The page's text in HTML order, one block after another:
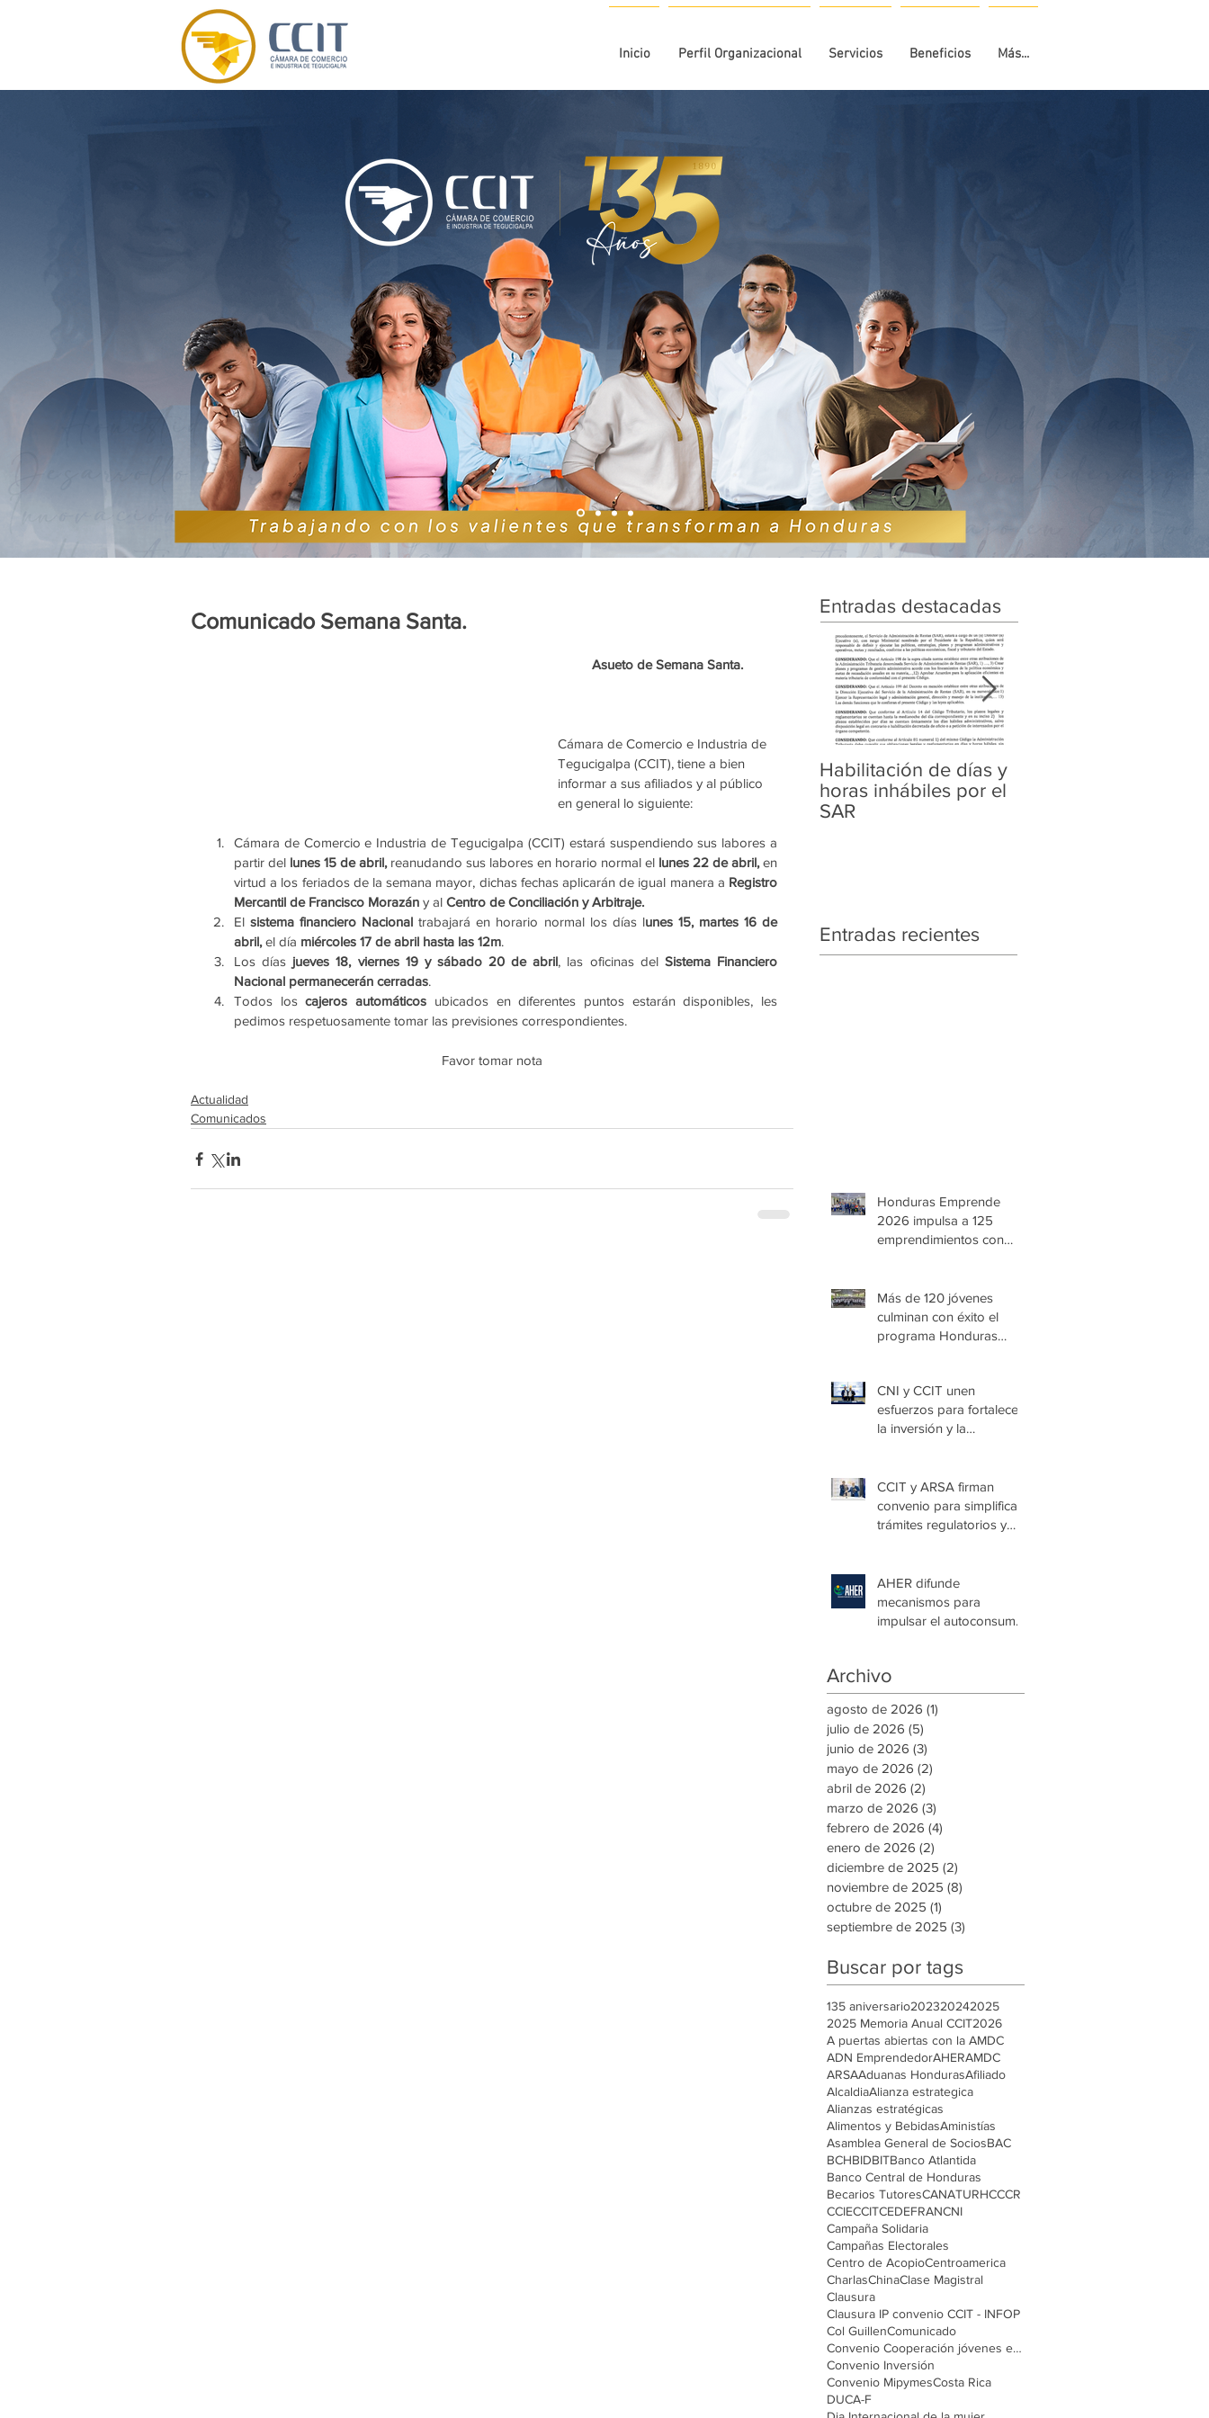
Inicio Perfil Organizacional Servicios Beneficios Más...
Comunicado Semana Santa.
Asueto de Semana Santa.
Cámara de Comercio e Industria de
Tegucigalpa (CCIT), tiene a bien
informar a sus afiliados y al público
en general lo siguiente:
Cámara de Comercio e Industria de Tegucigalpa (CCIT) estará suspendiendo sus labores a
partir del lunes 15 de abril, reanudando sus labores en horario normal el lunes 22 de abril, en
virtud a los feriados de la semana mayor, dichas fechas aplicarán de igual manera a Registro
Mercantil de Francisco Morazán y al Centro de Conciliación y Arbitraje.
El sistema financiero Nacional trabajará en horario normal los días lunes 15, martes 16 de
abril, el día miércoles 17 de abril hasta las 12m.
Los días jueves 18, viernes 19 y sábado 20 de abril, las oficinas del Sistema Financiero
Nacional permanecerán cerradas.
Todos los cajeros automáticos ubicados en diferentes puntos estarán disponibles, les
pedimos respetuosamente tomar las previsiones correspondientes.
Favor tomar nota
Actualidad
Comunicados
Entradas destacadas
Habilitación de días y
horas inhábiles por el
SAR
Entradas recientes
Honduras Emprende
2026 impulsa a 125
emprendimientos con
Más de 120 jóvenes
culminan con éxito el
programa Honduras
CNI y CCIT unen
esfuerzos para fortalecer
la inversión y la
CCIT y ARSA firman
convenio para simplificar
trámites regulatorios y
AHER difunde
mecanismos para
impulsar el autoconsumo
Archivo
agosto de 2026 (1)
julio de 2026 (5)
junio de 2026 (3)
mayo de 2026 (2)
abril de 2026 (2)
marzo de 2026 (3)
febrero de 2026 (4)
enero de 2026 (2)
diciembre de 2025 (2)
noviembre de 2025 (8)
octubre de 2025 (1)
septiembre de 2025 (3)
Buscar por tags
135 aniversario202320242025
2025 Memoria Anual CCIT2026
A puertas abiertas con la AMDC
ADN EmprendedorAHERAMDC
ARSAAduanas HondurasAfiliado
AlcaldiaAlianza estrategica
Alianzas estratégicas
Alimentos y BebidasAministías
Asamblea General de SociosBAC
BCHBIDBITBanco Atlantida
Banco Central de Honduras
Becarios TutoresCANATURHCCCR
CCIECCITCEDEFRANCNI
Campaña Solidaria
Campañas Electorales
Centro de AcopioCentroamerica
CharlasChinaClase Magistral
Clausura
Clausura IP convenio CCIT - INFOP
Col GuillenComunicado
Convenio Cooperación jóvenes emprendedores
Convenio Inversión
Convenio MipymesCosta Rica
DUCA-F